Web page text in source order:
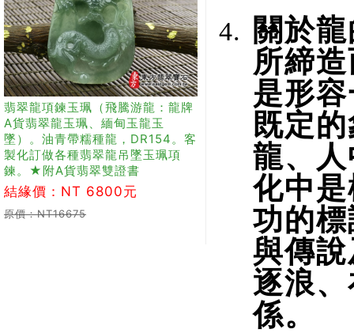
翡翠龍項鍊玉珮（飛騰游龍：龍牌
A貨翡翠龍玉珮、緬甸玉龍玉
墜）。油青帶糯種龍，DR154。客
製化訂做各種翡翠龍吊墜玉珮項
鍊。★附A貨翡翠雙證書
結緣價：NT 6800元
原價：NT16675
關於
所締
是形
既定
龍、
化中
功的
與傳
逐浪
係。